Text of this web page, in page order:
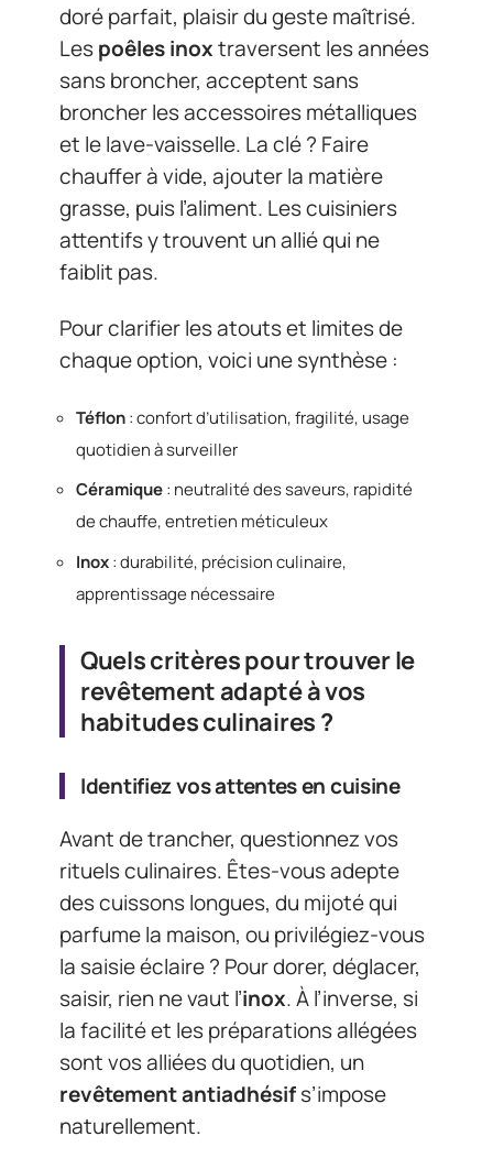
doré parfait, plaisir du geste maîtrisé.
Lespoêles inoxtraversent les années
sans broncher, acceptent sans
broncher les accessoires métalliques
et le lave-vaisselle. La clé ? Faire
chauffer à vide, ajouter la matière
grasse, puis l’aliment. Les cuisiniers
attentifs y trouvent un allié qui ne
faiblit pas.
Pour clarifier les atouts et limites de
chaque option, voici une synthèse :
Téflon: confort d’utilisation, fragilité, usage
quotidien à surveiller
Céramique: neutralité des saveurs, rapidité
de chauffe, entretien méticuleux
Inox: durabilité, précision culinaire,
apprentissage nécessaire
Quels critères pour trouver le
revêtement adapté à vos
habitudes culinaires ?
Identifiez vos attentes en cuisine
Avant de trancher, questionnez vos
rituels culinaires. Êtes-vous adepte
des cuissons longues, du mijoté qui
parfume la maison, ou privilégiez-vous
la saisie éclaire ? Pour dorer, déglacer,
saisir, rien ne vaut l’inox. À l’inverse, si
la facilité et les préparations allégées
sont vos alliées du quotidien, un
revêtement antiadhésifs’impose
naturellement.